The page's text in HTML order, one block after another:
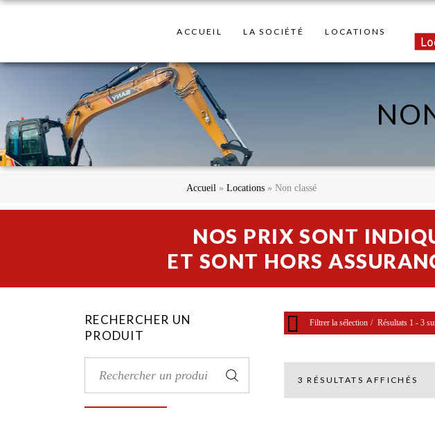
ACCUEIL LA SOCIÉTÉ LOCATIONS
Accueil» Locations» Non classé
NOS PRIX SONT
ET SONT HORS
Filtrer la sélection Résultats 1 - 3
3 RÉSULTATS AFFICHÉS
RECHERCHER UN
PRODUIT
for: